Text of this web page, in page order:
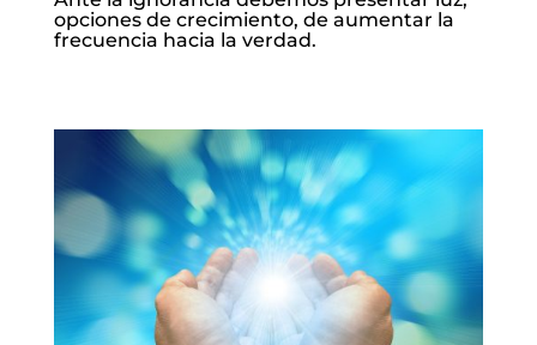
opciones de crecimiento, de aumentar la
frecuencia hacia la verdad.